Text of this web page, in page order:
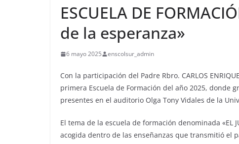
ESCUELA DE
de la esperanza»
6 mayo 2025 enscolsur_admin
Con la participación del Padre Rbro. CARLOS
primera Escuela de Formación del año 2025, donde
presentes en el auditorio Olga Tony Vidales de la
El tema de la escuela de formación denominada «EL
acogida dentro de las enseñanzas que transmitió el